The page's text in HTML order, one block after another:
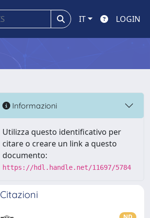
IT LOGIN
Informazioni
Utilizza questo identificativo per
citare o creare un link a questo
documento:
https://hdl.handle.net/11697/5784
Citazioni